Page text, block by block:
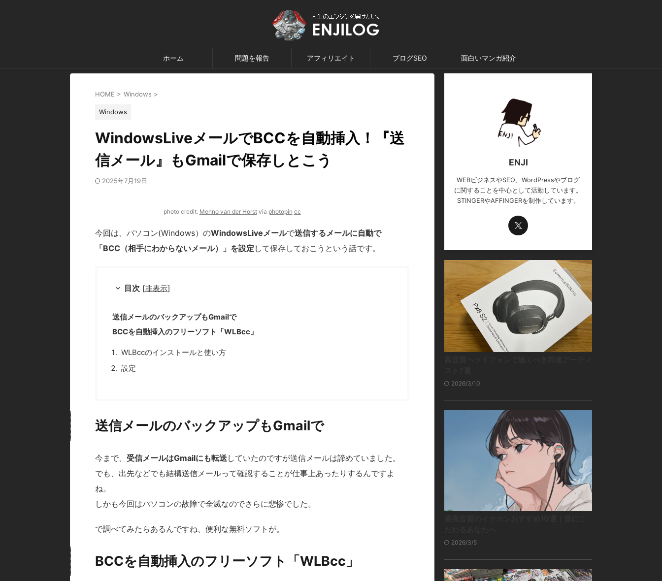
ホーム 問題を報告 アフィリエイト ブログSEO 面白いマンガ紹介
HOME > Windows >
Windows
WindowsLiveメールでBCCを自動挿入！『送
信メール』もGmailで保存しとこう
2025年7月19日
photo credit: Menno van der Horstvia photopin cc
今回は、パソコン(Windows）のWindowsLiveメールで送信するメールに自動で
「BCC（相手にわからないメール）」を設定 して保存しておこうという話です。
目次 [非表示]
送信メールのバックアップもGmailで
BCCを自動挿入のフリーソフト「WLBcc」
WLBccのインストールと使い方
設定
送信メールのバックアップもGmailで
今まで、 受信メールはGmailにも転送していたのですが送信メールは諦めていました。
でも、出先などでも結構送信メールって確認することが仕事上あったりするんですよ
ね。
しかも今回はパソコンの故障で全滅なのでさらに悲惨でした。
で調べてみたらあるんですね、便利な無料ソフトが。
BCCを自動挿入のフリーソフト「WLBcc」
ENJI
WEBビジネスやSEO、WordPressやブログ
に関することを中心として活動しています。
STINGERやAFFINGERを制作しています。
2026/3/10
2026/3/5